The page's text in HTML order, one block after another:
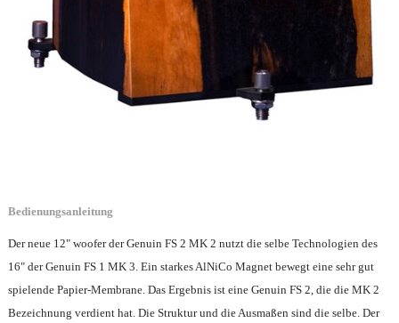
Bedienungsanleitung
Der neue 12" woofer der Genuin FS 2 MK 2 nutzt die selbe Technologien des
16" der Genuin FS 1 MK 3. Ein starkes AlNiCo Magnet bewegt eine sehr gut
spielende Papier-Membrane. Das Ergebnis ist eine Genuin FS 2, die die MK 2
Bezeichnung verdient hat. Die Struktur und die Ausmaßen sind die selbe. Der